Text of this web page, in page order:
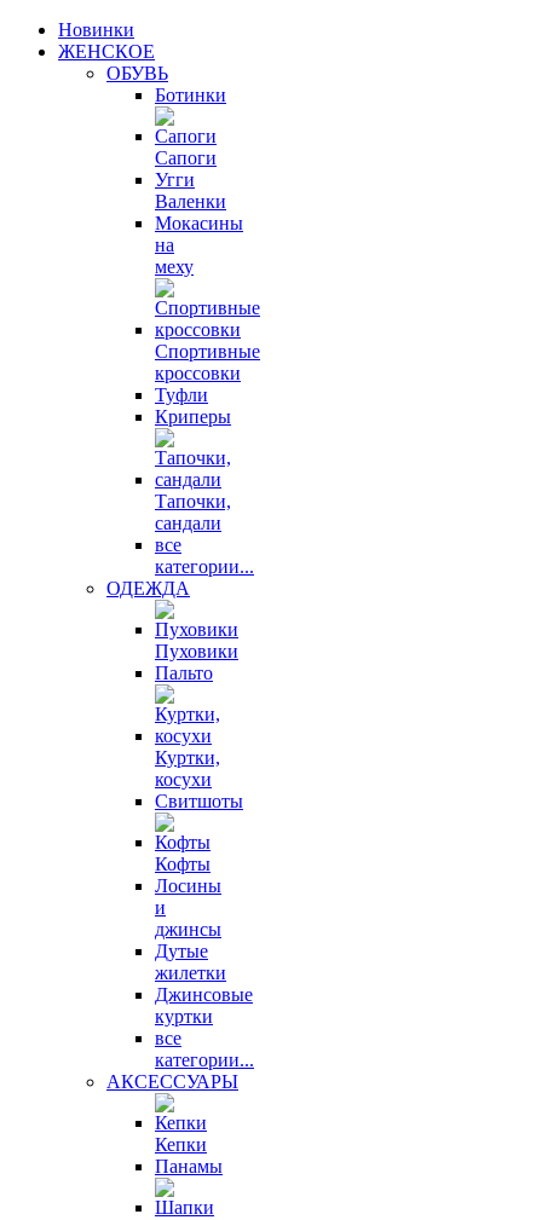
Новинки
ЖЕНСКОЕ
ОБУВЬ
Ботинки
Сапоги
Угги
Валенки
Мокасины
на
меху
Спортивные
кроссовки
Туфли
Криперы
Тапочки,
сандали
все
категории...
ОДЕЖДА
Пуховики
Пальто
Куртки,
косухи
Свитшоты
Кофты
Лосины
и
джинсы
Дутые
жилетки
Джинсовые
куртки
все
категории...
АКСЕССУАРЫ
Кепки
Панамы